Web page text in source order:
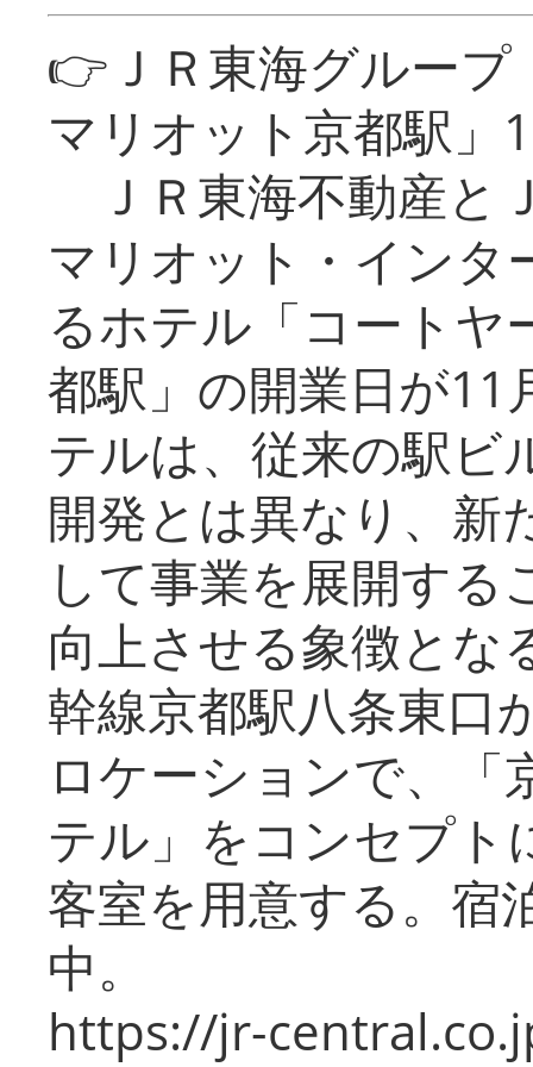
👉ＪＲ東海グルー
マリオット京都駅」
ＪＲ東海不動産と
マリオット・インタ
るホテル「コートヤ
都駅」の開業日が11
テルは、従来の駅ビ
開発とは異なり、新
して事業を展開する
向上させる象徴とな
幹線京都駅八条東口
ロケーションで、「
テル」をコンセプト
客室を用意する。宿
中。
https://jr-